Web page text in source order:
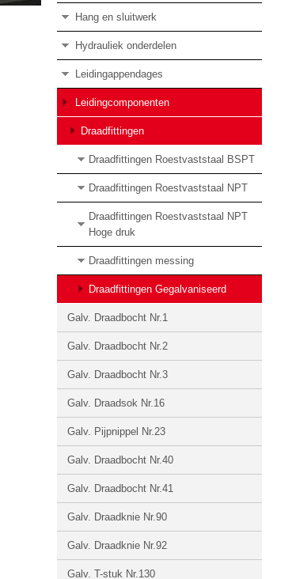
Hang en sluitwerk
Hydrauliek onderdelen
Leidingappendages
Leidingcomponenten
Draadfittingen
Draadfittingen Roestvaststaal BSPT
Draadfittingen Roestvaststaal NPT
Draadfittingen Roestvaststaal NPT
Hoge druk
Draadfittingen messing
Draadfittingen Gegalvaniseerd
Galv. Draadbocht Nr.1
Galv. Draadbocht Nr.2
Galv. Draadbocht Nr.3
Galv. Draadsok Nr.16
Galv. Pijpnippel Nr.23
Galv. Draadbocht Nr.40
Galv. Draadbocht Nr.41
Galv. Draadknie Nr.90
Galv. Draadknie Nr.92
Galv. T-stuk Nr.130